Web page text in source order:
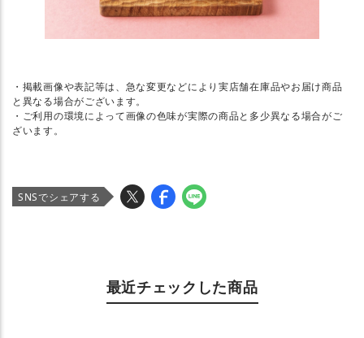
・掲載画像や表記等は、急な変更などにより実店舗在庫品やお届け商品
と異なる場合がございます。
・ご利用の環境によって画像の色味が実際の商品と多少異なる場合がご
ざいます。
SNSでシェアする
最近チェックした商品